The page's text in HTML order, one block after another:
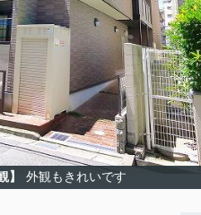
】 外観もきれいです